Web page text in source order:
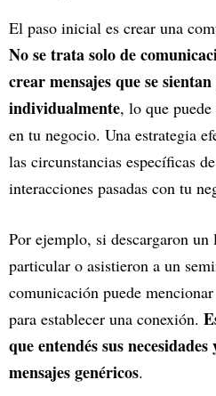
El paso inicial es crear una
No se trata solo de
crear mensajes que se
individualmente, lo que
en tu negocio. Una estrategia
las circunstancias específicas
interacciones pasadas con tu
Por ejemplo, si descargaron
particular o asistieron a un
comunicación puede
para establecer una conexión.
que entendés sus
mensajes genéricos.